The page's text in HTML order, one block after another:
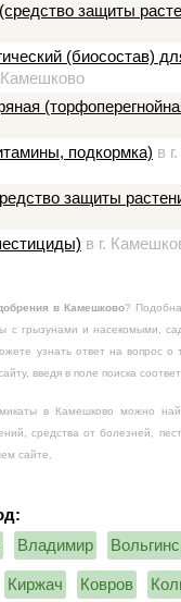
защиты
(биосостав)
Камешково
подкормка) в
защиты
в г.
в Камешково?
с грызунами и насекомыми,
узнать ответ на вопрос о
введя в поле поиска
в Камешково можно
средства от болезней,
сайте.
Владимир
Киржач Ковров